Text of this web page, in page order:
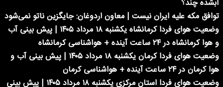
آبشده چند؟
توافق مکه علیه ایران نیست | معاون اردوغان: جایگزین ناتو نمی‌شود
وضعیت هوای فردا کرمانشاه یکشنبه ۱۸ مرداد ۱۴۰۵ | پیش بینی آب
و هوا کرمانشاه در ۲۴ ساعت آینده + هواشناسی کرمانشاه
وضعیت هوای فردا کرمان یکشنبه ۱۸ مرداد ۱۴۰۵ | پیش بینی آب و
هوا کرمان در ۲۴ ساعت آینده + هواشناسی کرمان
وضعیت هوای فردا استان مرکزی یکشنبه ۱۸ مرداد ۱۴۰۵ | پیش بینی